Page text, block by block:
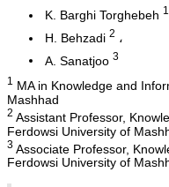
K. Barghi Torghebeh 1
H. Behzadi 2
A. Sanatjoo 3
1
MA in Knowledge and
Mashhad
2 Assistant Professor,
Ferdowsi University of
3 Associate Professor,
Ferdowsi University of